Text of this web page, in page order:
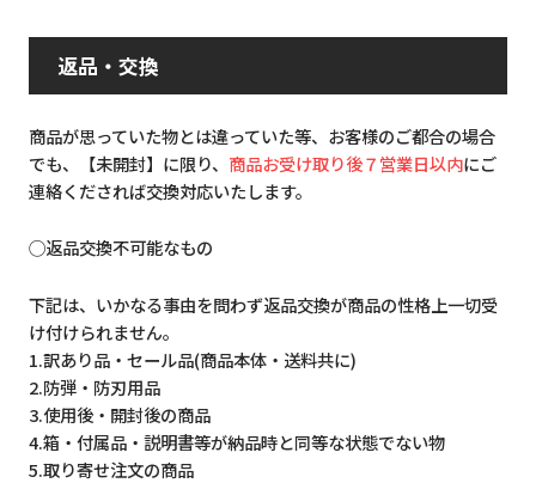
返品・交換
商品が思っていた物とは違っていた等、お客様のご都合の場合
でも、【未開封】に限り、 商品お受け取り後７営業日以内にご
連絡くだされば交換対応いたします。
◯返品交換不可能なもの
下記は、いかなる事由を問わず返品交換が商品の性格上一切受
け付けられません。
1.訳あり品・セール品(商品本体・送料共に)
2.防弾・防刃用品
3.使用後・開封後の商品
4.箱・付属品・説明書等が納品時と同等な状態でない物
5.取り寄せ注文の商品